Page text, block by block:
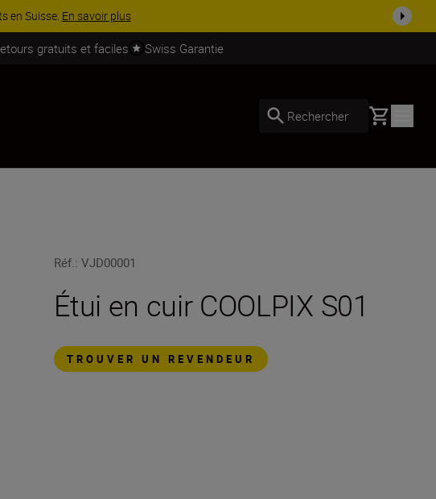
en Suisse. En savoir plus
gratuits et faciles Swiss Garantie
Rechercher Basket
Réf.:VJD00001
Étui en cuir COOLPIX S01
TROUVER UN REVENDEUR